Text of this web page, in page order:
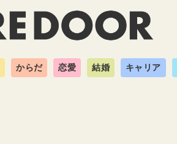
からだ 恋愛 結婚 キャリア